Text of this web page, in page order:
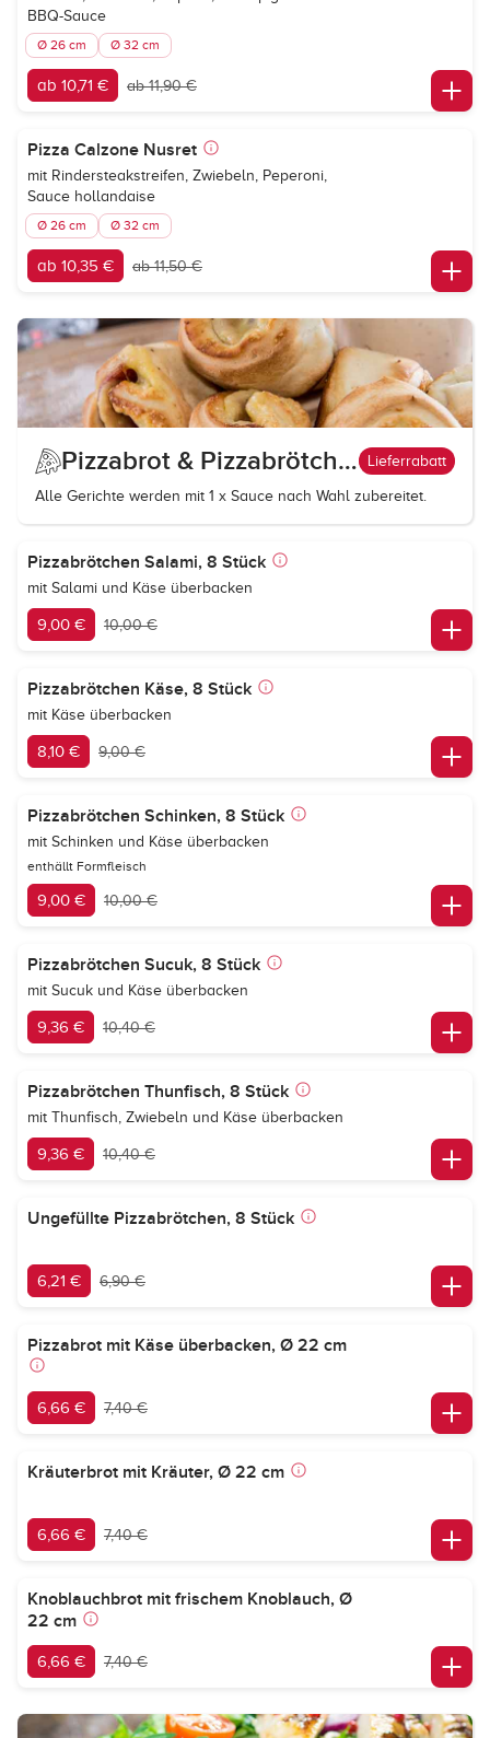
BBQ-Sauce
Ø 26 cm Ø 32 cm
ab 10,71 € ab 11,90 €
Pizza Calzone Nusret
mit Rindersteakstreifen, Zwiebeln, Peperoni,
Sauce hollandaise
Ø 26 cm Ø 32 cm
ab 10,35 € ab 11,50 €
Pizzabrot & Pizzabrötchen Lieferrabatt
Alle Gerichte werden mit 1 x Sauce nach Wahl zubereitet.
Pizzabrötchen Salami, 8 Stück
mit Salami und Käse überbacken
9,00 € 10,00 €
Pizzabrötchen Käse, 8 Stück
mit Käse überbacken
8,10 € 9,00 €
Pizzabrötchen Schinken, 8 Stück
mit Schinken und Käse überbacken
enthällt Formfleisch
9,00 € 10,00 €
Pizzabrötchen Sucuk, 8 Stück
mit Sucuk und Käse überbacken
9,36 € 10,40 €
Pizzabrötchen Thunfisch, 8 Stück
mit Thunfisch, Zwiebeln und Käse überbacken
9,36 € 10,40 €
Ungefüllte Pizzabrötchen, 8 Stück
6,21 € 6,90 €
Pizzabrot mit Käse überbacken, Ø 22 cm
6,66 € 7,40 €
Kräuterbrot mit Kräuter, Ø 22 cm
6,66 € 7,40 €
Knoblauchbrot mit frischem Knoblauch, Ø
22 cm
6,66 € 7,40 €